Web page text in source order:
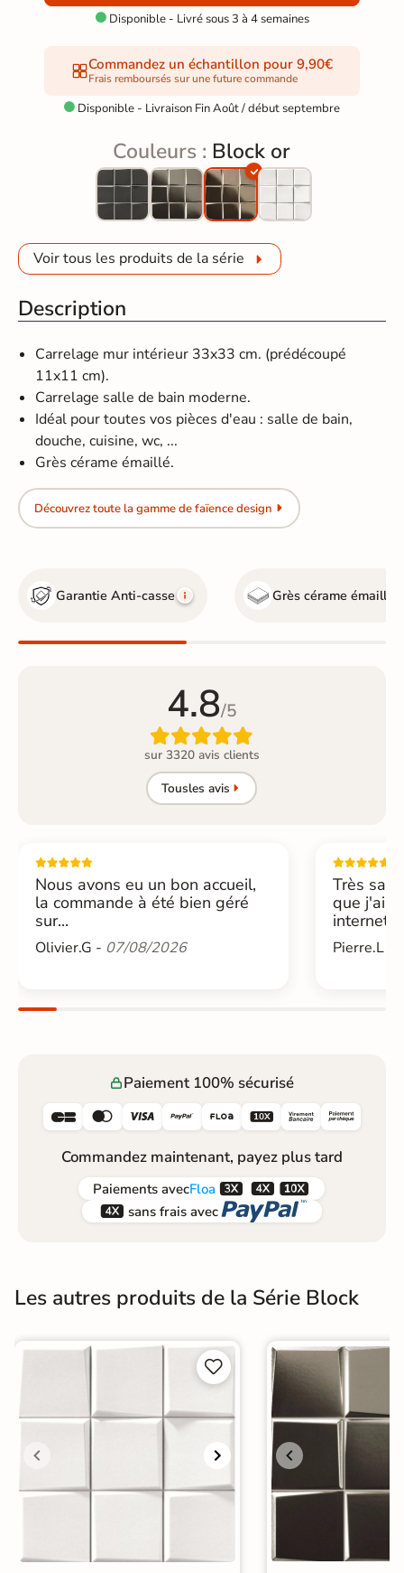
Disponible - Livré sous 3 à 4 semaines
Commandez un échantillon pour 9,90€
Frais remboursés sur une future commande
 Disponible - Livraison Fin Août / début septembre
Couleurs : Block or
Voir tous les produits de la série
Description
Carrelage mur intérieur 33x33 cm. (prédécoupé
11x11 cm).
Carrelage salle de bain moderne.
Idéal pour toutes vos pièces d'eau : salle de bain,
douche, cuisine, wc, ...
Grès cérame émaillé.
Découvrez toute la gamme de faïence design
Garantie Anti-casse Grès cérame émaillé
4.8/5

sur 3320 avis clients
Tousles avis
Nous avons eu un bon accueil,
la commande à été bien géré
sur...
Olivier.G - 07/08/2026
Très
que j'ai
internet....
Pierre.L -
Paiement 100% sécurisé
     
Commandez maintenant, payez plus tard
Paiements avecFloa  
 sans frais avec 
Les autres produits de la Série Block

